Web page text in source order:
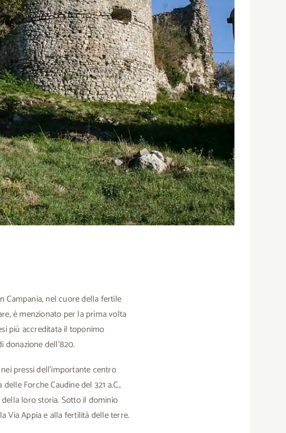
Campania, nel cuore della fertile
è menzionato per la prima volta
più accreditata il toponimo
dell’820.
pressi dell’importante centro
Forche Caudine del 321 a.C.,
loro storia. Sotto il dominio
Via Appia e alla fertilità delle terre.